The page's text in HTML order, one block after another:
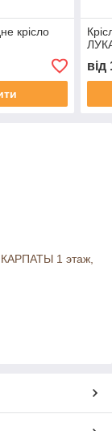
крісло
від
1 этаж,